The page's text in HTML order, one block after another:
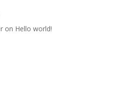
on Hello world!